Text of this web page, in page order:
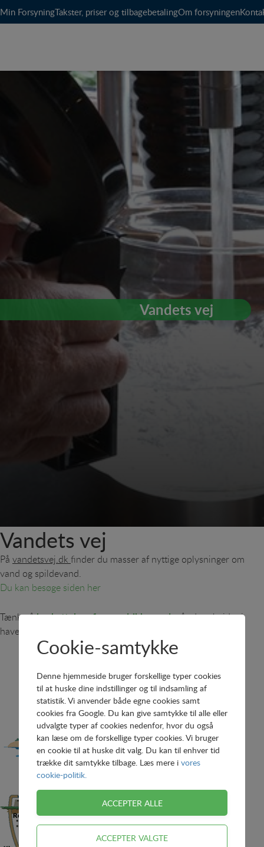
Min ForsyningTakster, priser og tilbagebetalingOm forsyningen
Vandets vej
Vandets vej
På vandetsvej.dk finder du masser af nyttige oplysninger om
vand og spildevand.
Du kan besøge siden her
Tænk påbeskyttelse af vores drikkevand, når du arbejder i
haven -
Cookie-samtykke
Denne hjemmeside bruger forskellige typer cookies
til at huske dine indstillinger og til indsamling af
statistik. Vi anvender både egne cookies samt
cookies fra Google. Du kan give samtykke til alle eller
udvalgte typer af cookies nedenfor, hvor du også
kan læse om de forskellige typer cookies. Vi bruger
en cookie til at huske dit valg. Du kan til enhver tid
trække dit samtykke tilbage. Læs mere i vores
cookie-politik.